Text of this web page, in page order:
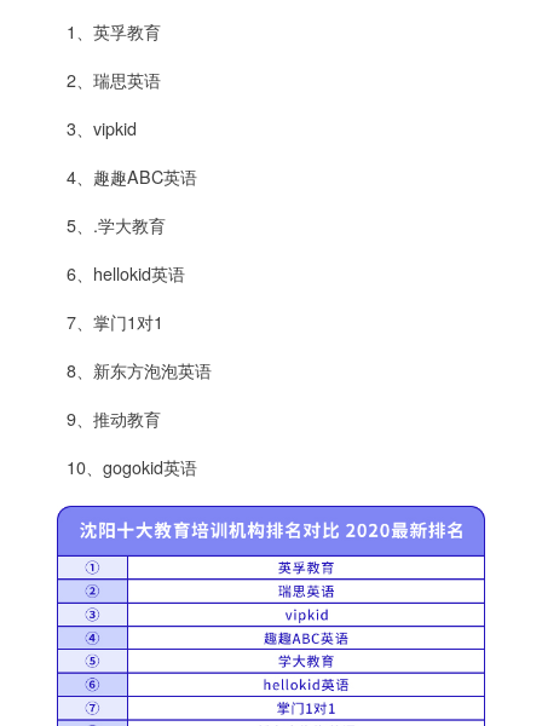
1、英孚教育
2、瑞思英语
3、vipkid
4、趣趣ABC英语
5、.学大教育
6、hellokid英语
7、掌门1对1
8、新东方泡泡英语
9、推动教育
10、gogokid英语